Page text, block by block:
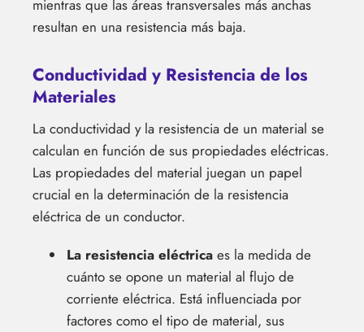
mientras que las áreas transversales más anchas
resultan en una resistencia más baja.
Conductividad y Resistencia de los
Materiales
La conductividad y la resistencia de un material se
calculan en función de sus propiedades eléctricas.
Las propiedades del material juegan un papel
crucial en la determinación de la resistencia
eléctrica de un conductor.
La resistencia eléctrica es la medida de
cuánto se opone un material al flujo de
corriente eléctrica. Está influenciada por
factores como el tipo de material, sus